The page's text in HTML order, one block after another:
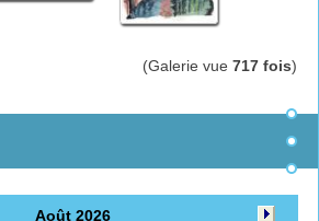
(Galerie vue 717 fois)